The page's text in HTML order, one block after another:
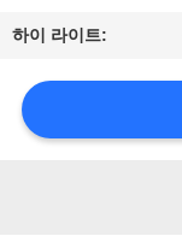
공
장
하이 라이트: